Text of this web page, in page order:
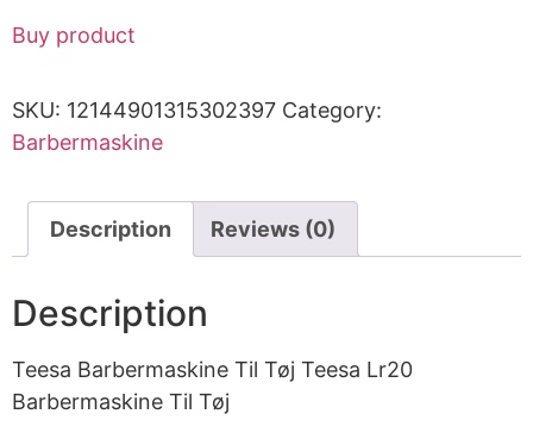
Buy product
SKU: 12144901315302397 Category:
Barbermaskine
Description Reviews (0)
Description
Teesa Barbermaskine Til Tøj Teesa Lr20
Barbermaskine Til Tøj